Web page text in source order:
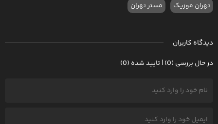
تهران موزیک مستر تهران
دیدگاه کاربران
در حال بررسی (0) | تایید شده (0)